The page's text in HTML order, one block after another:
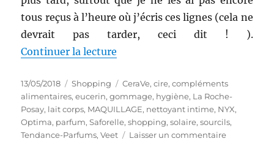
tous reçus à l’heure où j’écris ces lignes (cela ne
devrait pas tarder, ceci dit ! ).
Continuer la lecture
Publié
le
13/05/2018 Catégories
Shopping Étiquettes
CeraVe,cire,compléments
alimentaires,eucerin,gommage, hygiène, La Roche-
Posay, lait corps, MAQUILLAGE, nettoyant intime, NYX,
Optima, parfum,Saforelle,shopping,solaire,sourcils,
Tendance-Parfums,Veet Laisser un commentairesur